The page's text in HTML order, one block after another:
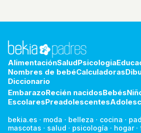
AlimentaciónSaludPsicologia
Nombres de bebéCalculadoras
Diccionario
EmbarazoRecién nacidosBebés
EscolaresPreadolescentes
bekia.es · moda · belleza · cocina ·
mascotas · salud · psicología · hogar·